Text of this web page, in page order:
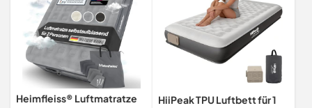
Heimfleiss® Luftmatratze
HiiPeak TPU Luftbett für 1